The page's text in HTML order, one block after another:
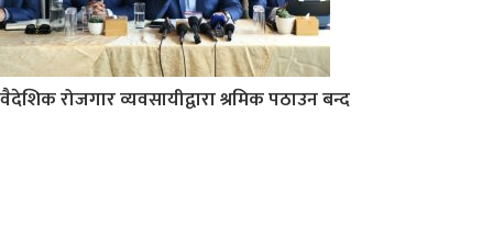
वैदेशिक रोजगार व्यवसायीद्वारा श्रमिक पठाउन बन्द